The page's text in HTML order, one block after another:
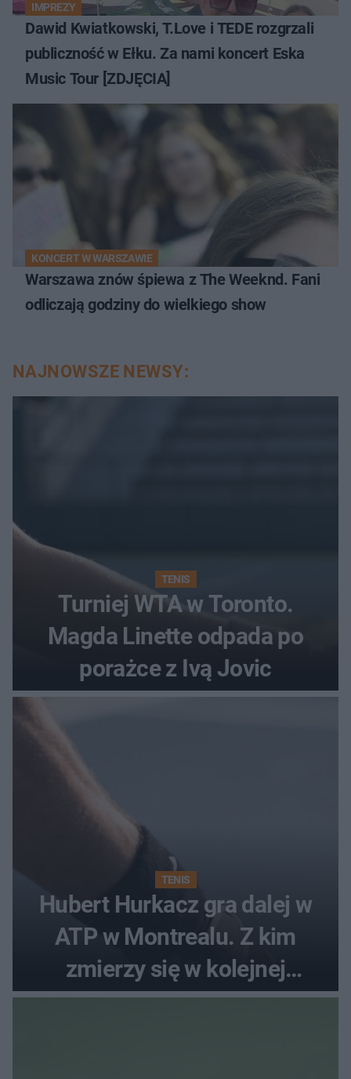
IMPREZY
Dawid Kwiatkowski, T.Love i TEDE rozgrzali
publiczność w Ełku. Za nami koncert Eska
Music Tour [ZDJĘCIA]
KONCERT W WARSZAWIE
Warszawa znów śpiewa z The Weeknd. Fani
odliczają godziny do wielkiego show
NAJNOWSZE NEWSY:
TENIS
Turniej WTA w Toronto.
Magda Linette odpada po
porażce z Ivą Jovic
TENIS
Hubert Hurkacz gra dalej w
ATP w Montrealu. Z kim
zmierzy się w kolejnej
rundzie?